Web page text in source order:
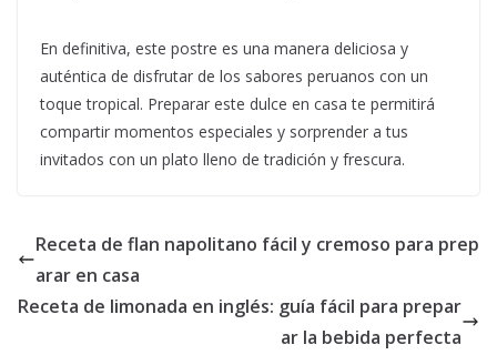
En definitiva, este postre es una manera deliciosa y
auténtica de disfrutar de los sabores peruanos con un
toque tropical. Preparar este dulce en casa te permitirá
compartir momentos especiales y sorprender a tus
invitados con un plato lleno de tradición y frescura.
Receta de flan napolitano fácil y cremoso para prep
arar en casa
Receta de limonada en inglés: guía fácil para prepar
ar la bebida perfecta